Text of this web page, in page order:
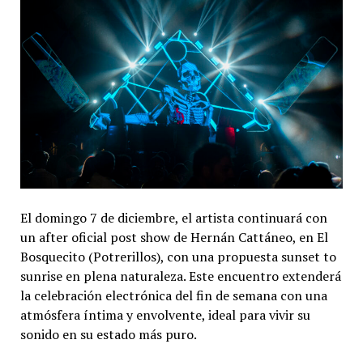
El domingo 7 de diciembre, el artista continuará con
un after oficial post show de Hernán Cattáneo, en El
Bosquecito (Potrerillos), con una propuesta sunset to
sunrise en plena naturaleza. Este encuentro extenderá
la celebración electrónica del fin de semana con una
atmósfera íntima y envolvente, ideal para vivir su
sonido en su estado más puro.